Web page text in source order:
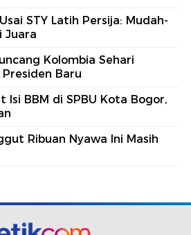
STY Latih Persija: Mudah-
Juara
Kolombia Sehari
Baru
Isi BBM di SPBU Kota Bogor,
Ribuan Nyawa Ini Masih